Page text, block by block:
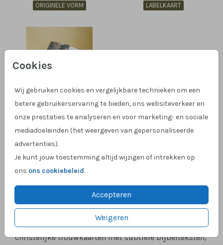
Cookies
Wij gebruiken cookies en vergelijkbare technieken om een
betere gebruikerservaring te bieden, ons websiteverkeer en
onze prestaties te analyseren en voor marketing- en sociale
mediadoeleinden (het weergeven van gepersonaliseerde
advertenties).
Je kunt jouw toestemming altijd wijzigen of intrekken op
ons ons cookiebeleid.
Accepteren
Weigeren
ORIGINELE VORM LABELKAART
Bekijk christelijke trouwteksten →
Op zoek naar een trouwkaart waarin jullie liefde en
geloof samenkomen? In deze collectie vind je
christelijke trouwkaarten met subtiele bijbelteksten,